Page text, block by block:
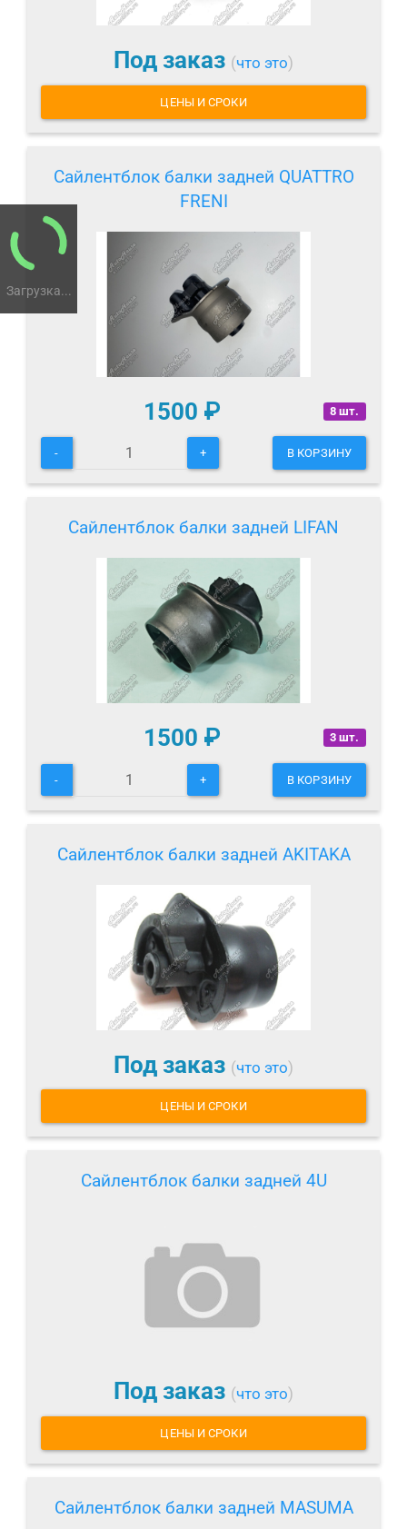
Загрузка...
Под заказ (что это)
ЦЕНЫ И СРОКИ
Сайлентблок балки задней QUATTRO
FRENI
8 шт.
1500 ₽
- + В КОРЗИНУ
Сайлентблок балки задней LIFAN
3 шт.
1500 ₽
- + В КОРЗИНУ
Сайлентблок балки задней AKITAKA
Под заказ (что это)
ЦЕНЫ И СРОКИ
Сайлентблок балки задней 4U
Под заказ (что это)
ЦЕНЫ И СРОКИ
Сайлентблок балки задней MASUMA